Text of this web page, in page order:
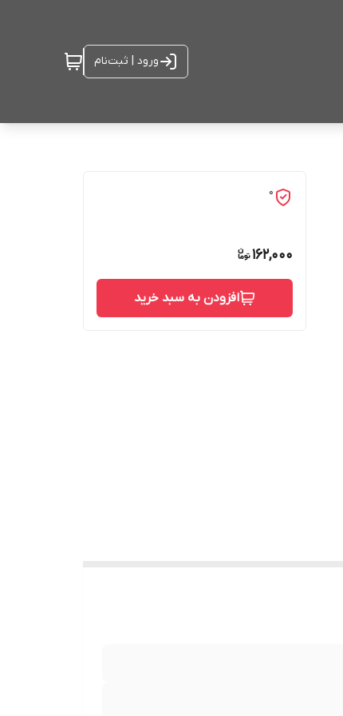
ورود | ثبت‌نام
0
162,000
افزودن به سبد خرید